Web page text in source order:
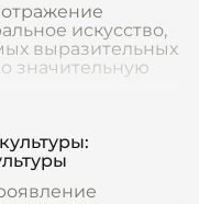
искусство,
выразительных
значительную